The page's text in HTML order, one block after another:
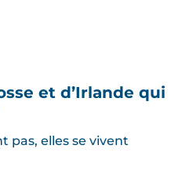
et d’Irlande qui
pas, elles se vivent